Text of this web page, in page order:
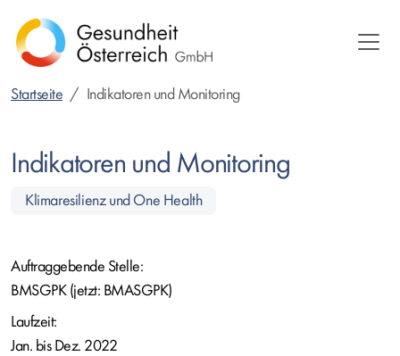
zum
Inhalt
Startseite Indikatoren und Monitoring
Indikatoren und Monitoring
Klimaresilienz und One Health
Auftraggebende Stelle:
BMSGPK (jetzt: BMASGPK)
Laufzeit:
Jan. bis Dez. 2022